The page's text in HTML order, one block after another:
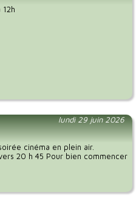
lundi 29 juin 2026
cinéma en plein air.
20 h 45 Pour bien commencer